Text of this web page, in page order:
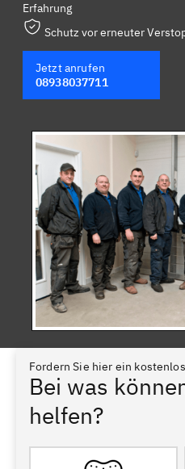
Erfahrung
Schutz vor erneuter
Jetzt anrufen
08938037711
Fordern Sie hier ein
Bei was
helfen?